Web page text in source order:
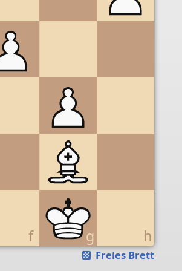
f g h
Freies Brett